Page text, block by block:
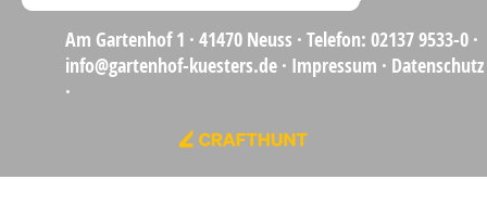
Am Gartenhof 1 · 41470 Neuss · Telefon: 02137 9533-0 ·
info@gartenhof-kuesters.de · Impressum · Datenschutz
·